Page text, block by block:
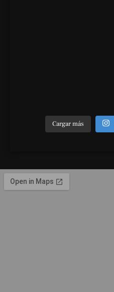
Cargar más